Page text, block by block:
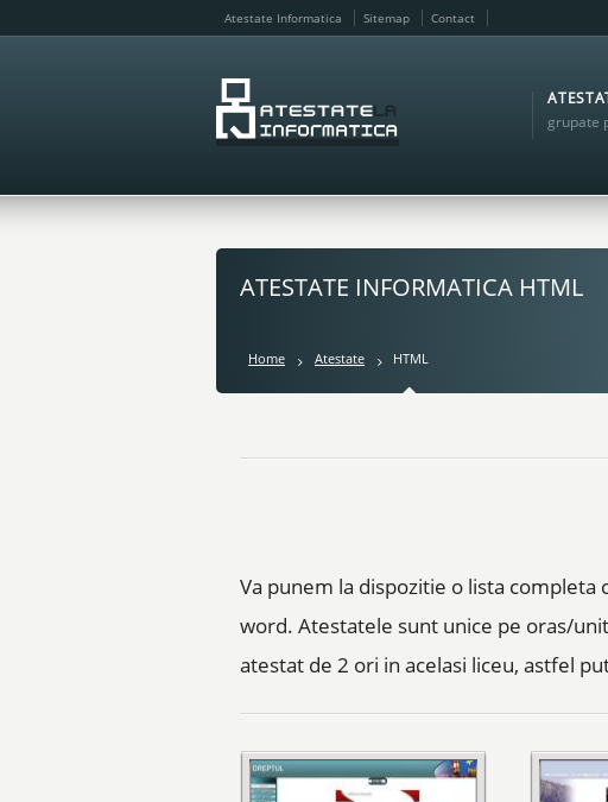
Atestate Informatica Sitemap Contact
grupate
ATESTATE INFORMATICA HTML
Home Atestate HTML
Va punem la dispozitie o lista
word. Atestatele sunt unice pe oras/
atestat de 2 ori in acelasi liceu, astfel